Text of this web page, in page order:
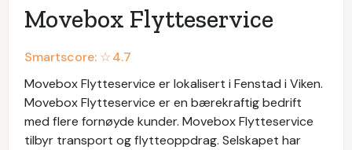
Movebox Flytteservice
Smartscore: ☆4.7
Movebox Flytteservice er lokalisert i Fenstad i Viken.
Movebox Flytteservice er en bærekraftig bedrift
med flere fornøyde kunder. Movebox Flytteservice
tilbyr transport og flytteoppdrag. Selskapet har